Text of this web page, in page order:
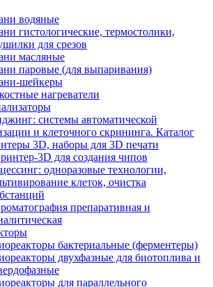
водяные
гистологические, термостолики,
для срезов
масляные
паровые (для выпаривания)
шейкеры
нагреватели
системы автоматической
и клеточного скрининга. Каталог
3D, наборы для 3D печати
3D для создания чипов
одноразовые технологии,
клеток, очистка
препаративная и
бактериальные (ферментеры)
двухфазные для биотоплива и
для параллельного